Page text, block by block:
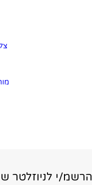
הרשמ/י לניוזלטר